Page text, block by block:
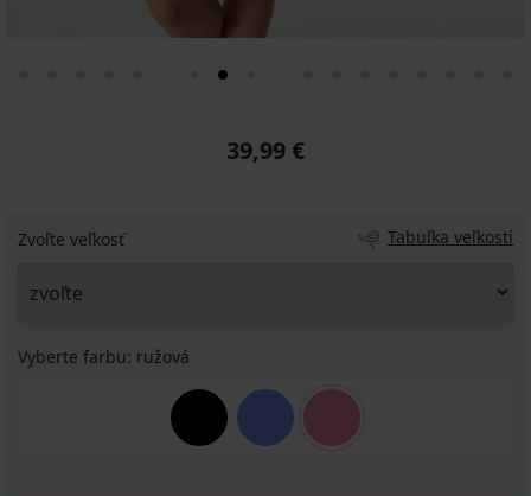
39,99 €
Zvoľte veľkosť Tabuľka veľkostí
Vyberte farbu: ružová